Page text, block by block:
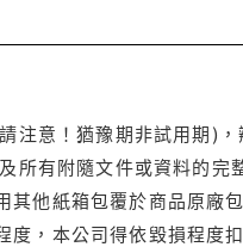
意！猶豫期非試用期)
所有附隨文件或資料的完
他紙箱包覆於商品原廠
度，本公司得依毀損程度